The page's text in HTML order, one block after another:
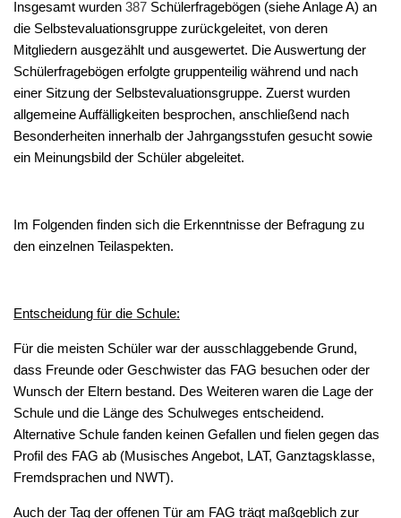
Insgesamt wurden 387 Schülerfragebögen (siehe Anlage A) an
die Selbstevaluationsgruppe zurückgeleitet, von deren
Mitgliedern ausgezählt und ausgewertet. Die Auswertung der
Schülerfragebögen erfolgte gruppenteilig während und nach
einer Sitzung der Selbstevaluationsgruppe. Zuerst wurden
allgemeine Auffälligkeiten besprochen, anschließend nach
Besonderheiten innerhalb der Jahrgangsstufen gesucht sowie
ein Meinungsbild der Schüler abgeleitet.
Im Folgenden finden sich die Erkenntnisse der Befragung zu
den einzelnen Teilaspekten.
Entscheidung für die Schule:
Für die meisten Schüler war der ausschlaggebende Grund,
dass Freunde oder Geschwister das FAG besuchen oder der
Wunsch der Eltern bestand. Des Weiteren waren die Lage der
Schule und die Länge des Schulweges entscheidend.
Alternative Schule fanden keinen Gefallen und fielen gegen das
Profil des FAG ab (Musisches Angebot, LAT, Ganztagsklasse,
Fremdsprachen und NWT).
Auch der Tag der offenen Tür am FAG trägt maßgeblich zur